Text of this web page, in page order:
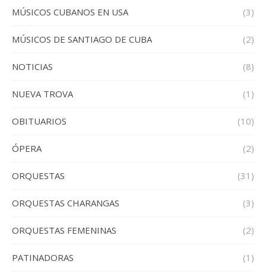
MÚSICOS CUBANOS EN USA (3)
MÚSICOS DE SANTIAGO DE CUBA (2)
NOTICIAS (8)
NUEVA TROVA (1)
OBITUARIOS (10)
ÓPERA (2)
ORQUESTAS (31)
ORQUESTAS CHARANGAS (3)
ORQUESTAS FEMENINAS (2)
PATINADORAS (1)